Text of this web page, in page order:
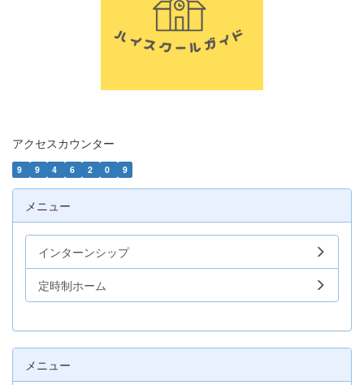
アクセスカウンター
9 9 4 6 2 0 9
メニュー
インターンシップ
定時制ホーム
メニュー